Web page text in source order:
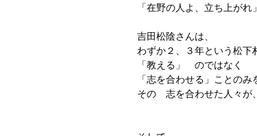
「在野の人よ、立ち上がれ
吉田松陰さんは、
わずか２、３年という松下
「教える」　のではなく
「志を合わせる」ことのみ
その　志を合わせた人々が